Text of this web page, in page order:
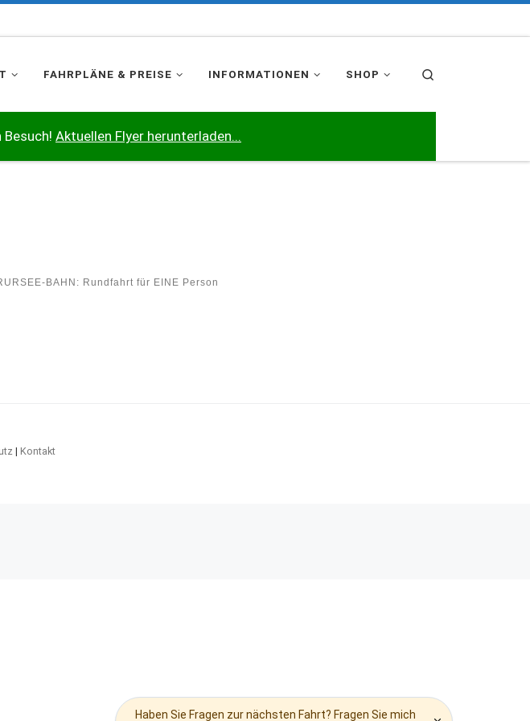
FAHRPLÄNE & PREISE INFORMATIONEN SHOP
Aktuellen Flyer herunterladen...
BAHN: Rundfahrt für EINE Person
| Kontakt